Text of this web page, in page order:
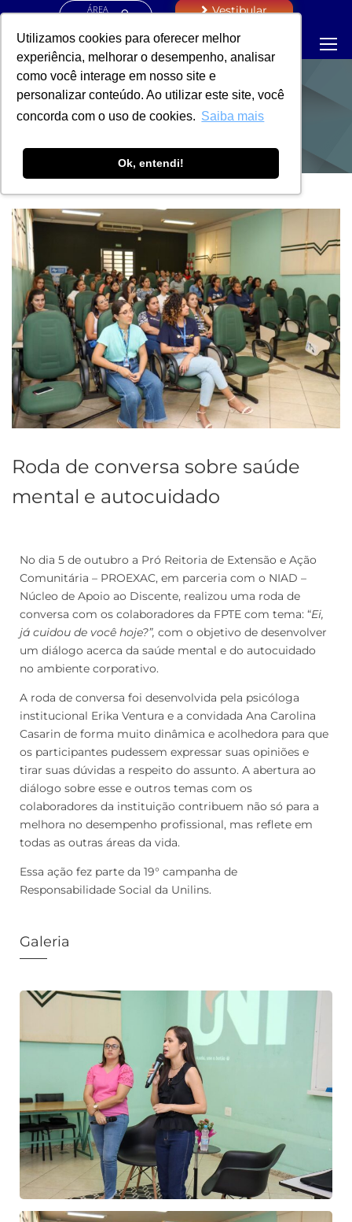
Utilizamos cookies para oferecer melhor
experiência, melhorar o desempenho, analisar
como você interage em nosso site e
personalizar conteúdo. Ao utilizar este site, você
concorda com o uso de cookies. Saiba mais
Ok, entendi!
ÁREA
Vestibular
NOTÍCIAS
Roda de conversa sobre saúde
mental e autocuidado
No dia 5 de outubro a Pró Reitoria de Extensão e Ação
Comunitária – PROEXAC, em parceria com o NIAD –
Núcleo de Apoio ao Discente, realizou uma roda de
conversa com os colaboradores da FPTE com tema: “Ei,
já cuidou de você hoje?”, com o objetivo de desenvolver
um diálogo acerca da saúde mental e do autocuidado
no ambiente corporativo.
A roda de conversa foi desenvolvida pela psicóloga
institucional Erika Ventura e a convidada Ana Carolina
Casarin de forma muito dinâmica e acolhedora para que
os participantes pudessem expressar suas opiniões e
tirar suas dúvidas a respeito do assunto. A abertura ao
diálogo sobre esse e outros temas com os
colaboradores da instituição contribuem não só para a
melhora no desempenho profissional, mas reflete em
todas as outras áreas da vida.
Essa ação fez parte da 19° campanha de
Responsabilidade Social da Unilins.
Galeria